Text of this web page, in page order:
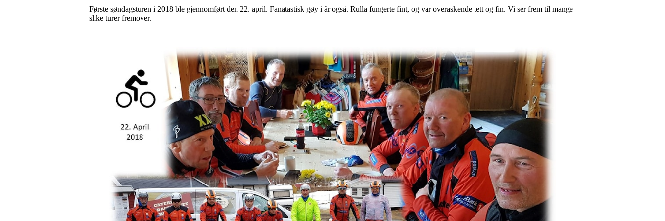
Første søndagsturen i 2018 ble gjennomført den 22. april. Fanatastisk gøy i år også. Rulla fungerte fint, og var overaskende tett og fin. Vi ser frem til mange
slike turer fremover.